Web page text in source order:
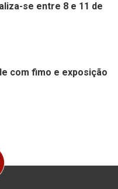
se entre 8 e 11 de
com fimo e exposição